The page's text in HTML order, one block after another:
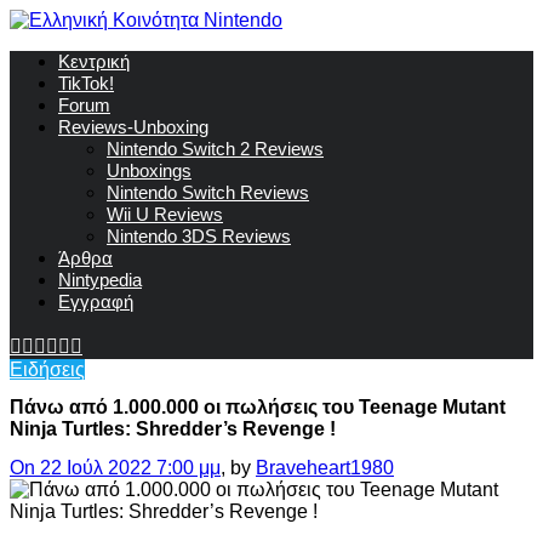
Κεντρική
TikTok!
Forum
Reviews-Unboxing
Nintendo Switch 2 Reviews
Unboxings
Nintendo Switch Reviews
Wii U Reviews
Nintendo 3DS Reviews
Άρθρα
Nintypedia
Εγγραφή
Ειδήσεις
Πάνω από 1.000.000 οι πωλήσεις του Teenage Mutant
Ninja Turtles: Shredder’s Revenge !
On 22 Ιούλ 2022 7:00 μμ, by Braveheart1980